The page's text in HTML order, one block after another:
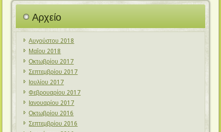
Αρχείο
Αυγούστου 2018
Μαΐου 2018
Οκτωβρίου 2017
Σεπτεμβρίου 2017
Ιουλίου 2017
Φεβρουαρίου 2017
Ιανουαρίου 2017
Οκτωβρίου 2016
Σεπτεμβρίου 2016